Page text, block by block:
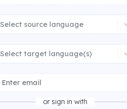
Select source language
Select target language(s)
or sign in with